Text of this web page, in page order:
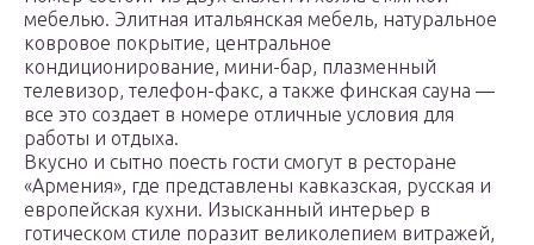
мебелью. Элитная итальянская мебель, натуральное
ковровое покрытие, центральное
кондиционирование, мини-бар, плазменный
телевизор, телефон-факс, а также финская сауна —
все это создает в номере отличные условия для
работы и отдыха.
Вкусно и сытно поесть гости смогут в ресторане
«Армения», где представлены кавказская, русская и
европейская кухни. Изысканный интерьер в
готическом стиле поразит великолепием витражей,